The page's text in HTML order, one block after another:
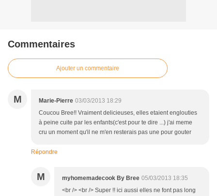
Commentaires
Ajouter un commentaire
M Marie-Pierre 03/03/2013 18:29
Coucou Bree!! Vraiment delicieuses, elles etaient englouties
à peine cuite par les enfants(c'est pour te dire ...) j'ai meme
cru un moment qu'il ne m'en resterais pas une pour gouter
Répondre
M myhomemadecook By Bree 05/03/2013 18:35
<br /> <br /> Super !! ici aussi elles ne font pas long